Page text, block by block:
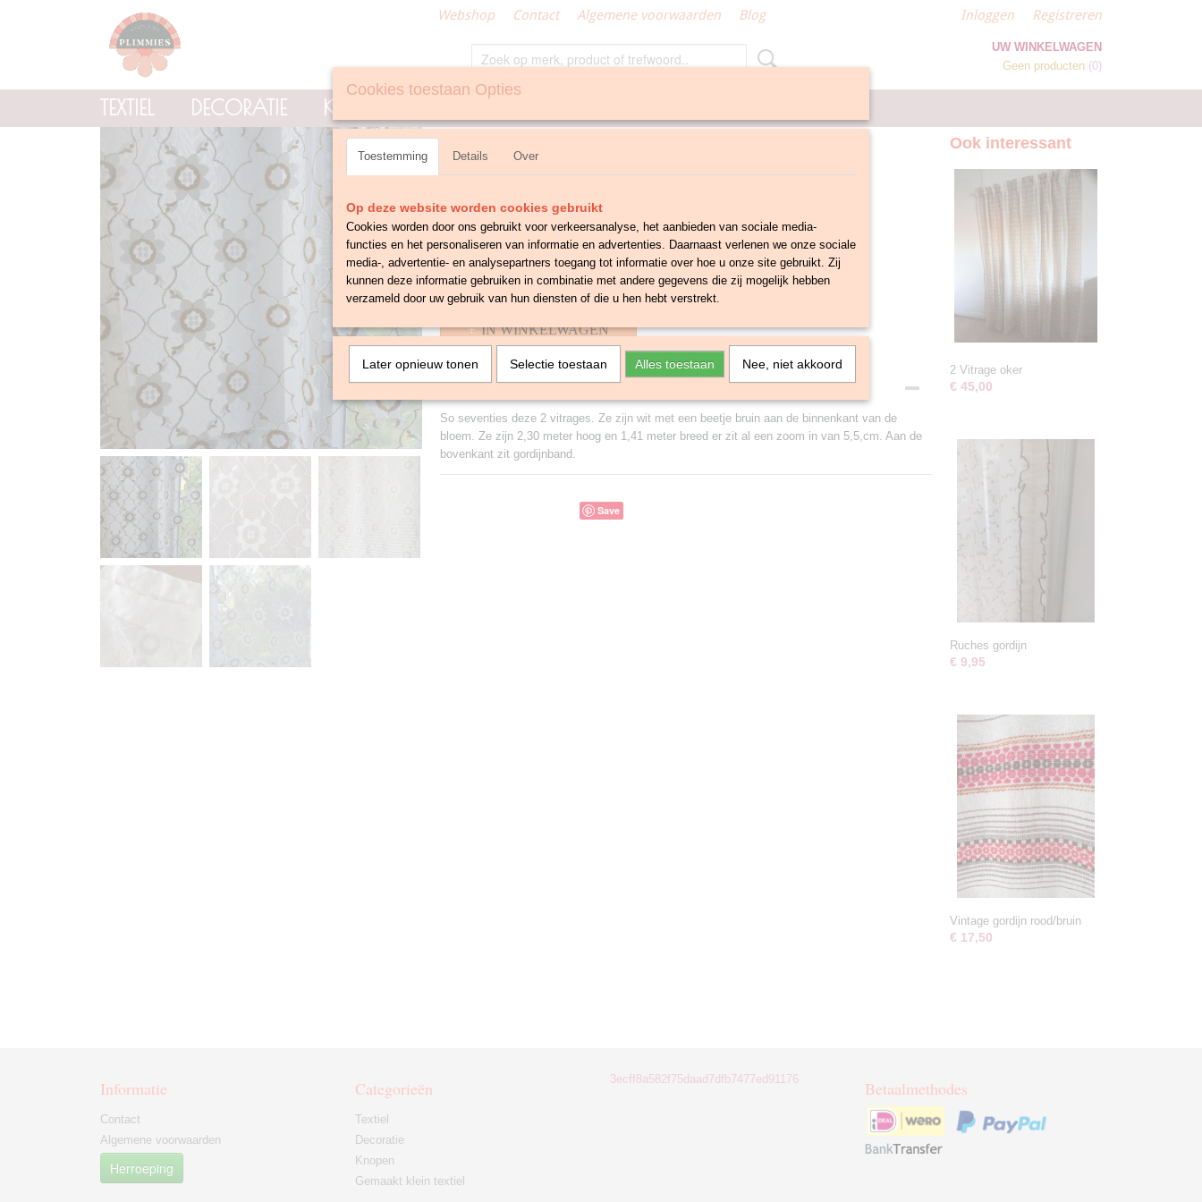
Webshop Contact Algemene voorwaarden Blog Inloggen Registreren
UW WINKELWAGEN
Geen producten (0)
TEXTIEL DECORATIE KNOPEN
2 Vitrages wit en bruin
✓ Op voorraad- Levertijd 1-3 werkdagen
Aantal
IN WINKELWAGEN
Omschrijving
So seventies deze 2 vitrages. Ze zijn wit met een beetje bruin aan de binnenkant van de
bloem. Ze zijn 2,30 meter hoog en 1,41 meter breed er zit al een zoom in van 5,5,cm. Aan de
bovenkant zit gordijnband.
Save
Ook interessant
2 Vitrage oker
€ 45,00
Ruches gordijn
€ 9,95
Vintage gordijn rood/bruin
€ 17,50
Informatie
Contact
Algemene voorwaarden
Herroeping
Categorieën
Textiel
Decoratie
Knopen
Gemaakt klein textiel
3ecff8a582f75daad7dfb7477ed91176 Betaalmethodes
Cookies toestaan Opties
Toestemming Details Over
Op deze website worden cookies gebruikt
Cookies worden door ons gebruikt voor verkeersanalyse, het aanbieden van sociale media-
functies en het personaliseren van informatie en advertenties. Daarnaast verlenen we onze sociale
media-, advertentie- en analysepartners toegang tot informatie over hoe u onze site gebruikt. Zij
kunnen deze informatie gebruiken in combinatie met andere gegevens die zij mogelijk hebben
verzameld door uw gebruik van hun diensten of die u hen hebt verstrekt.
Later opnieuw tonen Selectie toestaan Alles toestaan Nee, niet akkoord